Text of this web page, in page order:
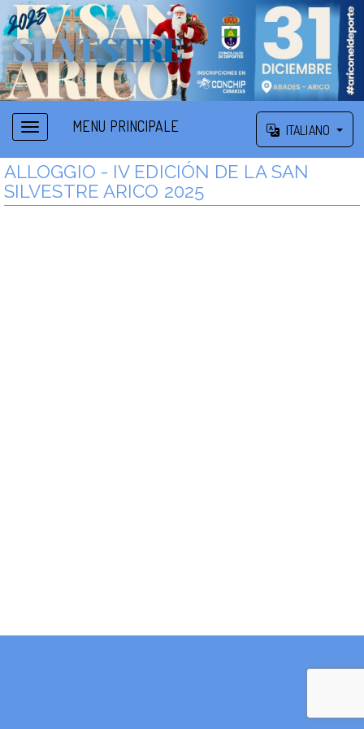
MENU PRINCIPALE ITALIANO
ALLOGGIO - IV EDICIÓN DE LA SAN
SILVESTRE ARICO 2025